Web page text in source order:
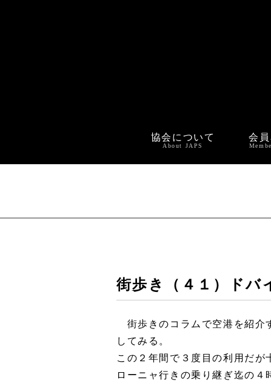
協会について
About JAPS
会
街歩き（４１）ドバ
街歩きのコラムで空港を紹介
してみる。
この２年間で３度目の利用だ
ローニャ行きの乗り継ぎ迄の４